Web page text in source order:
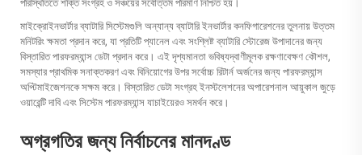
পরিস্থিতিতে শক্তি সংগ্রহ ও সঞ্চয়ের সর্বোত্তম পরিমাণ নিশ্চিত হয়।
মাইক্রোইনভার্টার ব্যাটারি সিস্টেমগুলি অন্যান্য ব্যাটারি ইনভার্টার কনফিগারেশনের তুলনায় উত্তম
মনিটরিং ক্ষমতা প্রদান করে, যা প্রতিটি প্যানেল এবং সংশ্লিষ্ট ব্যাটারি স্টোরেজ উপাদানের জন্য
বিস্তারিত পারফরম্যান্স ডেটা প্রদান করে। এই দৃশ্যমানতা ভবিষ্যদ্বাণীমূলক রক্ষণাবেক্ষণ কৌশল,
সমস্যার প্রাথমিক সনাক্তকরণ এবং বিনিয়োগের উপর সর্বোচ্চ রিটার্ন অর্জনের জন্য পারফরম্যান্স
অপ্টিমাইজেশনকে সক্ষম করে। বিস্তারিত ডেটা সংগ্রহ ইনস্টলেশনের অপারেশনাল আয়ুকাল জুড়ে
ওয়ারেন্টি দাবি এবং সিস্টেম পারফরম্যান্স যাচাইয়েরও সমর্থন করে।
অগ্রগতির জন্য নির্বাচনের মানদণ্ড